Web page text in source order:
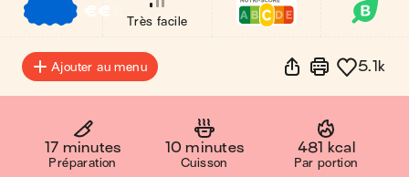
€€
Très facile
Ajouter au menu 5.1k
17 minutes
Préparation
10 minutes
Cuisson
481 kcal
Par portion